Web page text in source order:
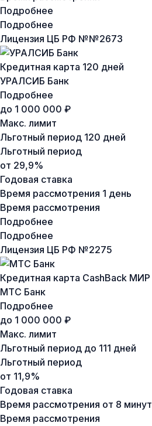
Подробнее
Подробнее
Лицензия ЦБ РФ №№2673
Кредитная карта 120 дней
УРАЛСИБ Банк
Подробнее
до 1 000 000 ₽
Макс. лимит
Льготный период 120 дней
Льготный период
от 29,9%
Годовая ставка
Время рассмотрения 1 день
Время рассмотрения
Подробнее
Подробнее
Лицензия ЦБ РФ №2275
Кредитная карта CashBack МИР
МТС Банк
Подробнее
до 1 000 000 ₽
Макс. лимит
Льготный период до 111 дней
Льготный период
от 11,9%
Годовая ставка
Время рассмотрения от 8 минут
Время рассмотрения